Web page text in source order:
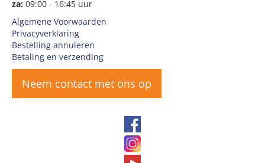
za: 09:00 - 16:45 uur
Algemene Voorwaarden
Privacyverklaring
Bestelling annuleren
Betaling en verzending
Neem contact met ons op